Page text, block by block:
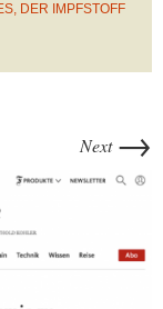
DER IMPFSTOFF
Next →